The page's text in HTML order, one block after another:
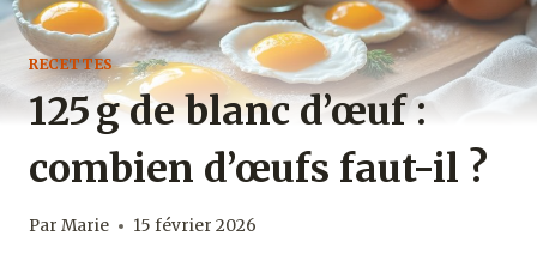
RECETTES
125 g de blanc d’œuf :
combien d’œufs faut-il ?
Par Marie 15 février 2026